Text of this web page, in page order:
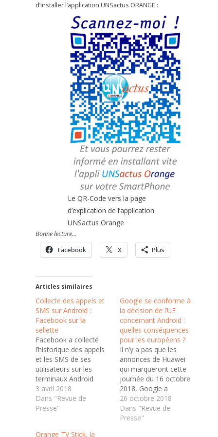
d’installer l’application UNSactus ORANGE :
Le QR-Code vers la page
d’explication de l’application
UNSactus Orange
Bonne lecture…
Facebook X Plus
Articles similaires
Collecte des appels et
SMS sur Android :
Facebook sur la
sellette
Facebook a collecté
l’historique des appels
et les SMS de ses
utilisateurs sur les
terminaux Android
durant de nombreuses
années. Depuis des
années, Facebook a
3 avril 2018
Dans "Revue de
Presse"
Google se conforme à
la décision de l’UE
concernant Android :
quelles conséquences
pour les européens ?
Il n’y a pas que les
annonces de Huawei
qui marqueront cette
journée du 16 octobre
2018, Google a
également
communiqué sur sa
mise en conformité
26 octobre 2018
Dans "Revue de
Presse"
Orange TV Stick, la